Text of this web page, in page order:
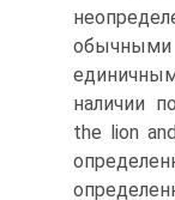
наличии
the lion